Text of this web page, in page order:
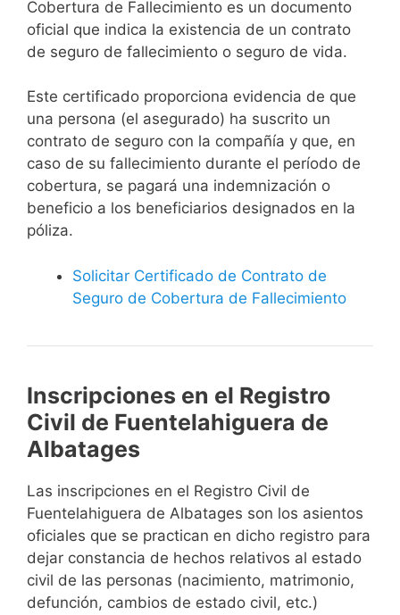
Cobertura de Fallecimiento es un documento
oficial que indica la existencia de un contrato
de seguro de fallecimiento o seguro de vida.
Este certificado proporciona evidencia de que
una persona (el asegurado) ha suscrito un
contrato de seguro con la compañía y que, en
caso de su fallecimiento durante el período de
cobertura, se pagará una indemnización o
beneficio a los beneficiarios designados en la
póliza.
Solicitar Certificado de Contrato de
Seguro de Cobertura de Fallecimiento
Inscripciones en el Registro
Civil de Fuentelahiguera de
Albatages
Las inscripciones en el Registro Civil de
Fuentelahiguera de Albatages son los asientos
oficiales que se practican en dicho registro para
dejar constancia de hechos relativos al estado
civil de las personas (nacimiento, matrimonio,
defunción, cambios de estado civil, etc.)